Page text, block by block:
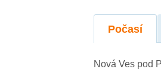
Počasí
Nová Ves pod